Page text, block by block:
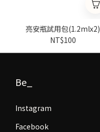
亮安瓶試用包(1.2mlx2)
NT$100
Be_
Instagram
Facebook